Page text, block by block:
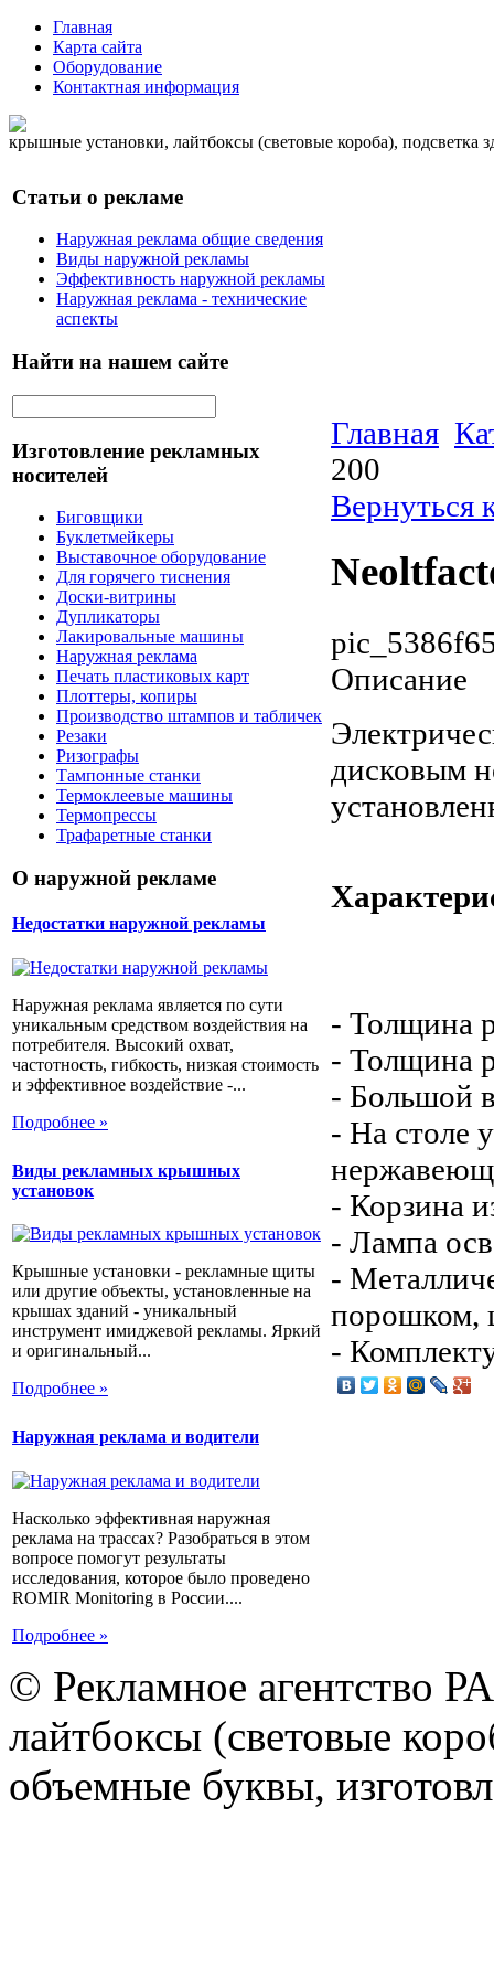
Главная
Карта сайта
Оборудование
Контактная информация
крышные установки, лайтбоксы (световые короба), подсветка
Статьи о рекламе
Наружная реклама общие сведения
Виды наружной рекламы
Эффективность наружной рекламы
Наружная реклама - технические
аспекты
Найти на нашем сайте
Изготовление рекламных
носителей
Биговщики
Буклетмейкеры
Выставочное оборудование
Для горячего тиснения
Доски-витрины
Дупликаторы
Лакировальные машины
Наружная реклама
Печать пластиковых карт
Плоттеры, копиры
Производство штампов и табличек
Резаки
Ризографы
Тампонные станки
Термоклеевые машины
Термопрессы
Трафаретные станки
О наружной рекламе
Недостатки наружной рекламы
Наружная реклама является по сути
уникальным средством воздействия на
потребителя. Высокий охват,
частотность, гибкость, низкая стоимость
и эффективное воздействие -...
Подробнее »
Виды рекламных крышных
установок
Крышные установки - рекламные щиты
или другие объекты, установленные на
крышах зданий - уникальный
инструмент имиджевой рекламы. Яркий
и оригинальный...
Подробнее »
Наружная реклама и водители
Насколько эффективная наружная
реклама на трассах? Разобраться в этом
вопросе помогут результаты
исследования, которое было проведено
ROMIR Monitoring в России....
Подробнее »
Главная
200
Вернуться
Описание
дисковым
- Толщина
- Толщина
- Большой
- На столе
- Корзина
- Лампа
-
порошком,
-
© Рекламное агентство
лайтбоксы (световые
объемные буквы,